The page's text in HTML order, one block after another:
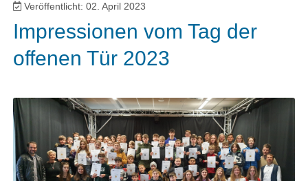
Veröffentlicht: 02. April 2023
Impressionen vom Tag der
offenen Tür 2023